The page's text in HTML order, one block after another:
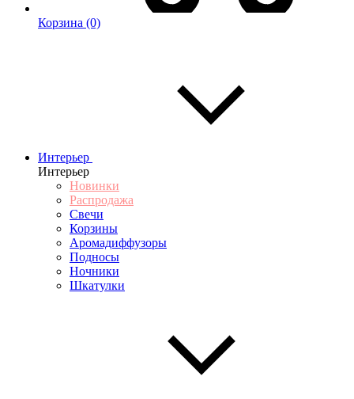
Корзина (0)
Интерьер
Интерьер
Новинки
Распродажа
Свечи
Корзины
Аромадиффузоры
Подносы
Ночники
Шкатулки